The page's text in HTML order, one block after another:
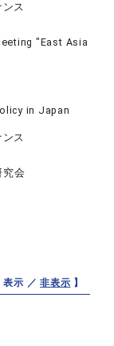
ス
"East Asia
in Japan
ス
究会
表示 ／非表示 】